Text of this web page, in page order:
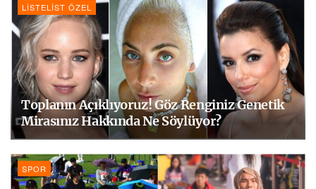
LISTELIST ÖZEL
Toplanın Açıklıyoruz! Göz Renginiz Genetik
Mirasınız Hakkında Ne Söylüyor?
SPOR